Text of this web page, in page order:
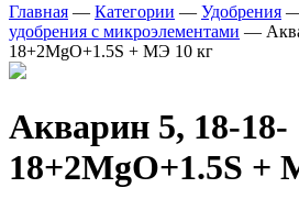
Главная — Категории — Удобрения
удобрения с микроэлементами —
18+2MgO+1.5S + МЭ 10 кг
Акварин 5, 18-18-
18+2MgO+1.5S +